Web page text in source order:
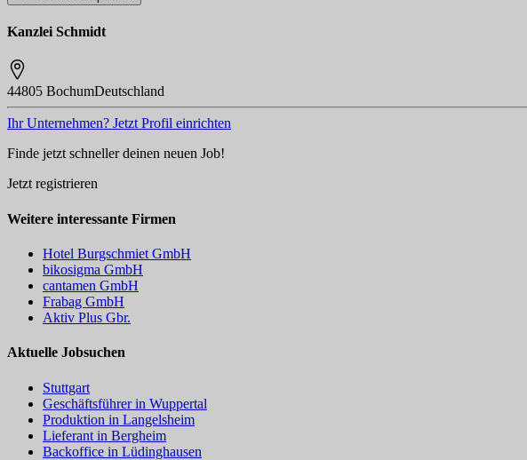
Kanzlei Schmidt
44805 BochumDeutschland
Ihr Unternehmen? Jetzt Profil einrichten
Finde jetzt schneller deinen neuen Job!
Jetzt registrieren
Weitere interessante Firmen
Hotel Burgschmiet GmbH
bikosigma GmbH
cantamen GmbH
Frabag GmbH
Aktiv Plus Gbr.
Aktuelle Jobsuchen
Stuttgart
Geschäftsführer in Wuppertal
Produktion in Langelsheim
Lieferant in Bergheim
Backoffice in Lüdinghausen